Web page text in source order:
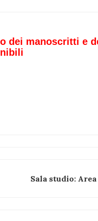
dei manoscritti e
Sala studio: